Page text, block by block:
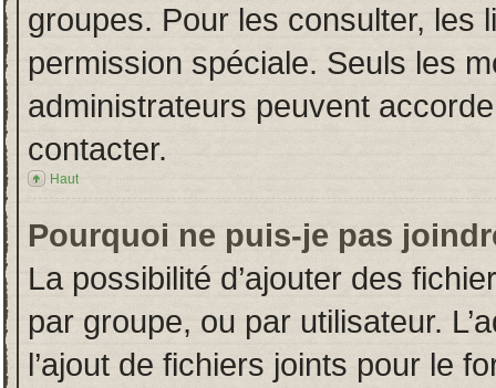
groupes. Pour les consulter, les
permission spéciale. Seuls les
administrateurs peuvent
contacter.
Haut
Pourquoi ne puis-je pas
La possibilité d’ajouter des
par groupe, ou par utilisateur.
l’ajout de fichiers joints pour le